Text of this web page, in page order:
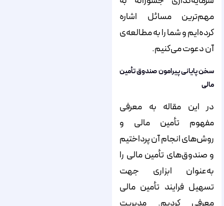
مهم‌‌‌‌‌‌‌‌‌‌‌‌‌‌‌‌‌‌‌‌‌‌‌‌‌‌‌‌‌‌‌‌‌‌‌‌‌‌‌‌‌‌‌‌‌‌‌‌‌‌‌‌‌‌‌‌‌‌‌‌‌‌‌‌‌‌‌‌‌‌‌‌‌‌‌‌‌ترین مسائل اشاره
کرده‌‌‌‌‌‌‌‌‌‌‌‌‌‌‌‌‌‌‌‌‌‌‌‌‌‌‌‌‌‌‌‌‌‌‌‌‌‌‌‌‌‌‌‌‌‌‌‌‌‌‌‌‌‌‌‌‌‌‌‌‌‌‌‌‌‌‌‌‌‌‌‌‌‌‌‌‌ایم و شما را به مطالعه‌‌‌‌‌‌‌‌‌‌‌‌‌‌‌‌‌‌‌‌‌‌‌‌‌‌‌‌‌‌‌‌‌‌‌‌‌‌‌‌‌‌‌‌‌‌‌‌‌‌‌‌‌‌‌‌‌‌‌‌‌‌‌‌‌‌‌‌‌‌‌‌‌‌‌‌‌ی
آن دعوت می‌‌‌‌‌‌‌‌‌‌‌‌‌‌‌‌‌‌‌‌‌‌‌‌‌‌‌‌‌‌‌‌‌‌‌‌‌‌‌‌‌‌‌‌‌‌‌‌‌‌‌‌‌‌‌‌‌‌‌‌‌‌‌‌‌‌‌‌‌‌‌‌‌‌‌‌‌کنیم.
سخن پایانی پیرامون صندوق تأمین
مالی
در این مقاله به معرفی
مفهوم تأمین مالی و
روش‌‌‌‌‌‌‌‌‌‌‌‌‌‌‌‌‌‌‌‌‌‌‌‌‌‌‌‌‌‌‌‌‌‌‌‌‌‌‌‌‌‌‌‌‌‌‌‌‌‌‌‌‌‌‌‌‌‌‌‌‌‌‌‌‌‌‌‌‌‌‌‌‌‌‌‌‌های انجام آن پرداختیم
و صندوق‌‌‌‌‌‌‌‌‌‌‌‌‌‌‌‌‌‌‌‌‌‌‌‌‌‌‌‌‌‌‌‌‌‌‌‌‌‌‌‌‌‌‌‌‌‌‌‌‌‌‌‌‌‌‌‌‌‌‌‌‌‌‌‌‌‌‌‌‌‌‌‌‌‌‌‌‌های تأمین مالی را
به‌عنوان ابزاری جهت
تسهیل فرایند تأمین مالی
معرفی کردیم. مدیریت